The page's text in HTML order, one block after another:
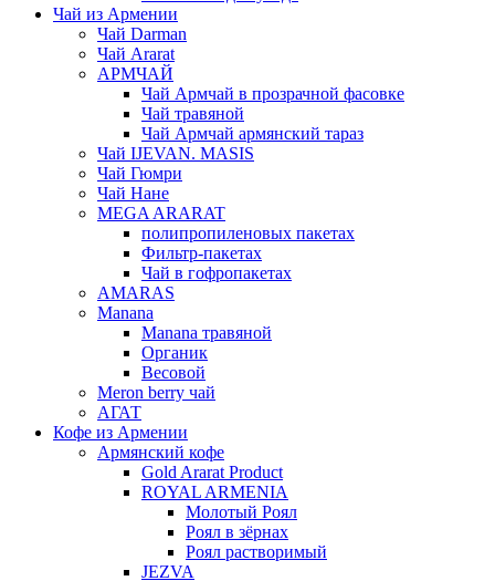
Чай из Армении
Чай Darman
Чай Ararat
АРМЧАЙ
Чай Армчай в прозрачной фасовке
Чай травяной
Чай Армчай армянский тараз
Чай IJEVAN. MASIS
Чай Гюмри
Чай Нане
MEGA ARARAT
полипропиленовых пакетах
Фильтр-пакетах
Чай в гофропакетах
AMARAS
Manana
Manana травяной
Органик
Весовой
Meron berry чай
АГАТ
Кофе из Армении
Армянский кофе
Gold Ararat Product
ROYAL ARMENIA
Молотый Роял
Роял в зёрнах
Роял растворимый
JEZVA